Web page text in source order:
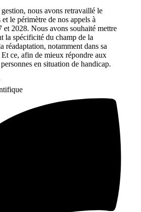
nous avons retravaillé le
le périmètre de nos appels à
et 2028. Nous avons souhaité mettre
la spécificité du champ de la
réadaptation, notamment dans sa
ce, afin de mieux répondre aux
en situation de handicap.